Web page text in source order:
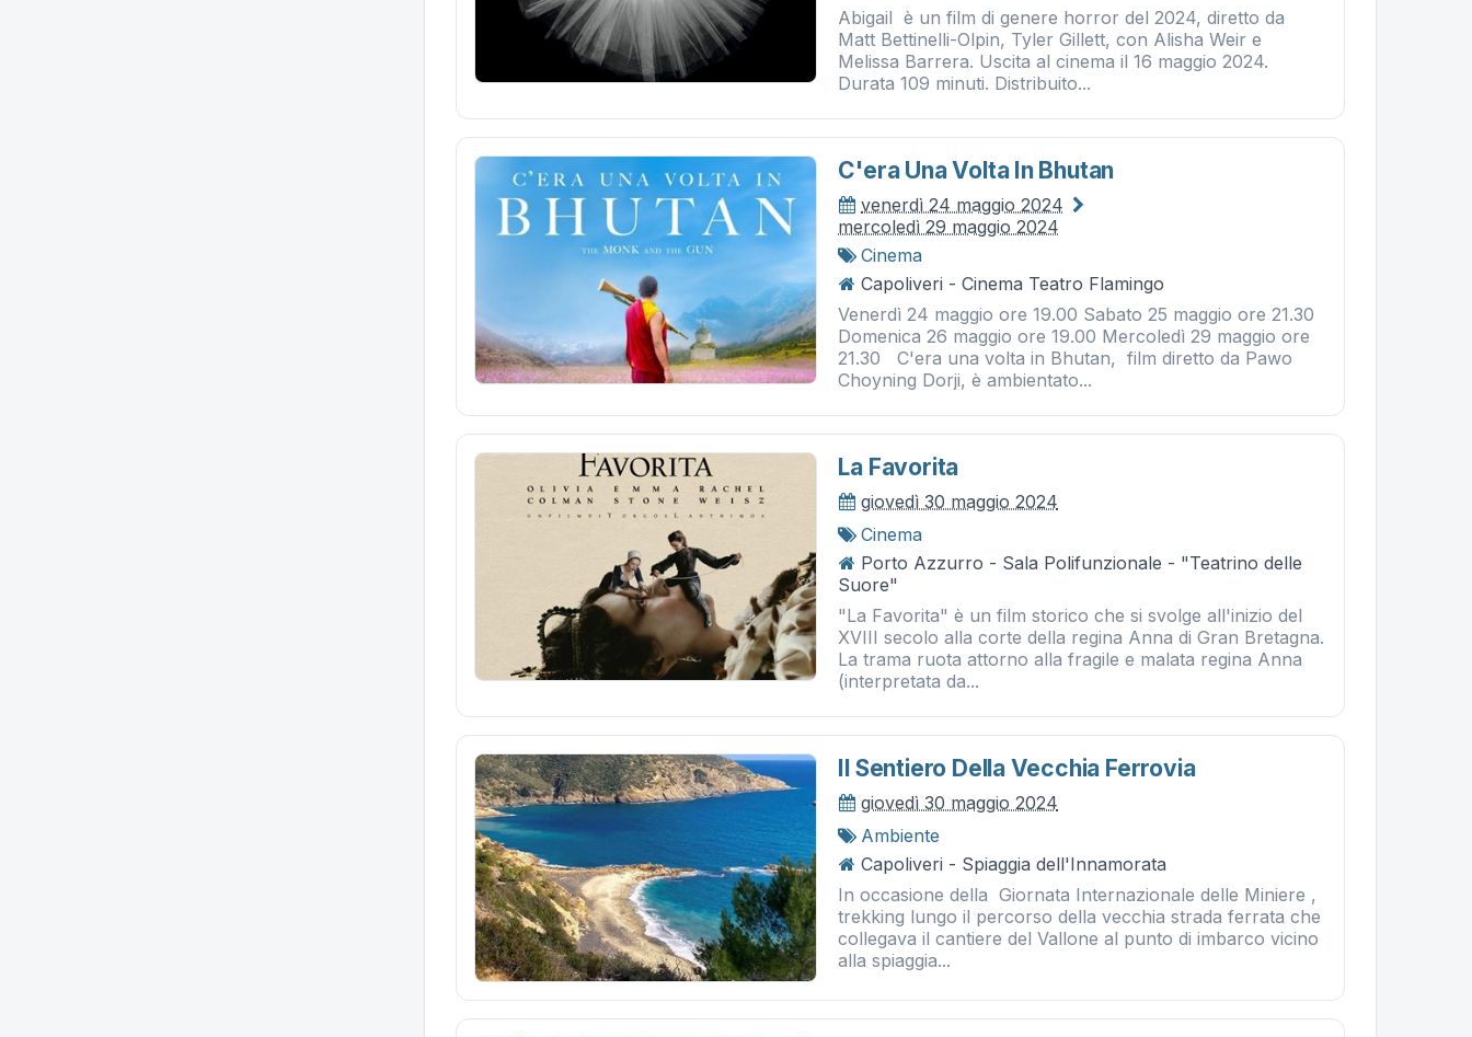
Abigail è un film di genere horror del 2024, diretto da
Matt Bettinelli-Olpin, Tyler Gillett, con Alisha Weir e
Melissa Barrera. Uscita al cinema il 16 maggio 2024.
Durata 109 minuti. Distribuito...
C'era Una Volta In Bhutan
venerdì 24 maggio 2024
mercoledì 29 maggio 2024
Cinema
Capoliveri - Cinema Teatro Flamingo
Venerdì 24 maggio ore 19.00 Sabato 25 maggio ore 21.30
Domenica 26 maggio ore 19.00 Mercoledì 29 maggio ore
21.30 C'era una volta in Bhutan, film diretto da Pawo
Choyning Dorji, è ambientato...
La Favorita
giovedì 30 maggio 2024
Cinema
Porto Azzurro - Sala Polifunzionale - "Teatrino delle
Suore"
"La Favorita" è un film storico che si svolge all'inizio del
XVIII secolo alla corte della regina Anna di Gran Bretagna.
La trama ruota attorno alla fragile e malata regina Anna
(interpretata da...
Il Sentiero Della Vecchia Ferrovia
giovedì 30 maggio 2024
Ambiente
Capoliveri - Spiaggia dell'Innamorata
In occasione della Giornata Internazionale delle Miniere ,
trekking lungo il percorso della vecchia strada ferrata che
collegava il cantiere del Vallone al punto di imbarco vicino
alla spiaggia...